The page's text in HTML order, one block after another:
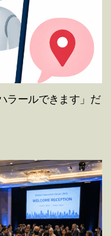
ラールできます」だ